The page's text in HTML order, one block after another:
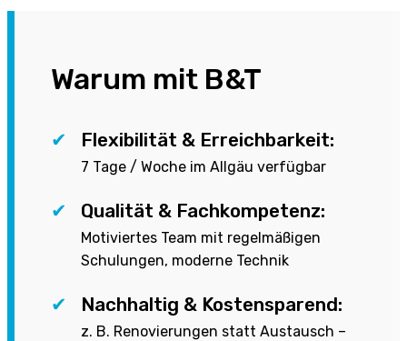
Warum mit B&T
✔ Flexibilität & Erreichbarkeit:
7 Tage / Woche im Allgäu verfügbar
✔ Qualität & Fachkompetenz:
Motiviertes Team mit regelmäßigen
Schulungen, moderne Technik
✔ Nachhaltig & Kostensparend:
z. B. Renovierungen statt Austausch –